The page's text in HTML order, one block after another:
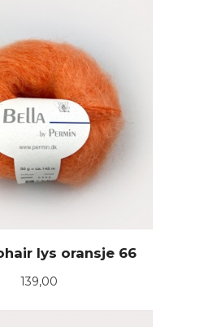
lys oransje 66
Pris
139,00